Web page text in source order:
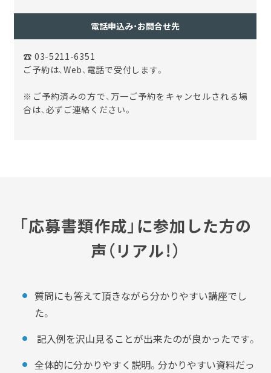
電話申込み・お問合せ先
☎ 03-5211-6351
ご予約は、Web、電話で受付します。
※ご予約済みの方で、万一ご予約をキャンセルされる場
合は、必ずご連絡ください。
「応募書類作成」に参加した方の
声（リアル！）
質問にも答えて頂きながら分かりやすい講座でし
た。
記入例を沢山見ることが出来たのが良かったです。
全体的に分かりやすく説明。分かりやすい資料だっ